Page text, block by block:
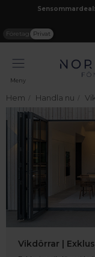
Företag Privat
Meny
Hem Handla nu
Vikdörrar |